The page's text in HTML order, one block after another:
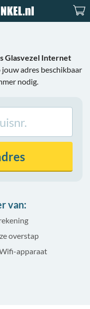
Glasvezel Internet
adres beschikbaar
nodig.
van:
overstap
apparaat